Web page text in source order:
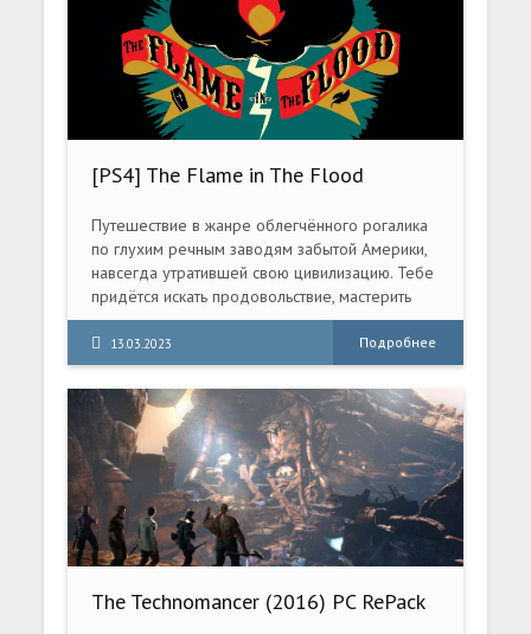
[PS4] The Flame in The Flood
Complete Edition (CUSA07205) [1.02]
Путешествие в жанре облегчённого рогалика
по глухим речным заводям забытой Америки,
навсегда утратившей свою цивилизацию. Тебе
придётся искать продовольствие, мастерить
приспособления и убегать от диких хищников.
13.03.2023 Подробнее
The Technomancer (2016) PC RePack